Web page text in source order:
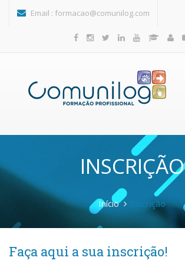
Email : formacao@comunilog.com
INSCRIÇÃO
Início Inscrição
Faça aqui a sua inscrição!